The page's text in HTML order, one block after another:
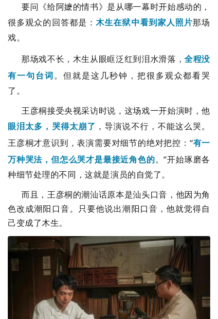
要问《给阿嬷的情书》是从哪一幕时开始感动的，
很多观众的回答都是：木生在狱中看到家人照片那场
戏。
那场戏不长，木生从眼眶泛红到泪水滑落，全程没
有一句台词 。但就是这几秒钟，把很多观众都看哭
了。
王彦桐接受央视采访时说，这场戏一开始演时，他
眼泪太多，哭得太崩了 ，导演说不行，不能这么哭。
王彦桐才意识到，表演需要对细节的绝对把控：“有一
万种哭法，但怎么哭才是最接近角色的。”开始琢磨各
种细节处理的不同，这就是演员的自觉了。
而且，王彦桐的潮汕话原本是汕头口音，他因为角
色改成潮阳口音。只要他说出潮阳口音，他就觉得自
己变成了木生。